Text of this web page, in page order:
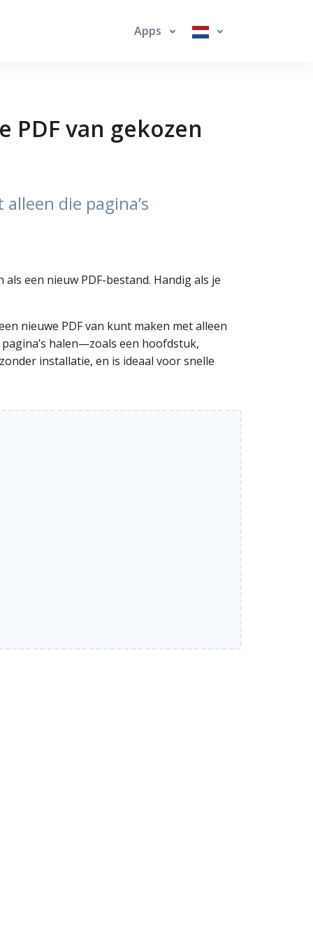
Apps
PDF van gekozen
die pagina’s
een nieuw PDF-bestand. Handig als je
nieuwe PDF van kunt maken met alleen
halen—zoals een hoofdstuk,
installatie, en is ideaal voor snelle